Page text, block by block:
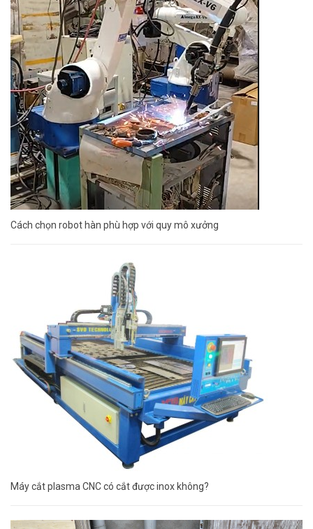
Cách chọn robot hàn phù hợp với quy mô xưởng
Máy cắt plasma CNC có cắt được inox không?